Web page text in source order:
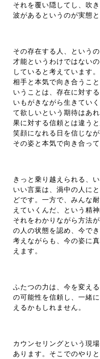
それを覆い隠してし、吹
波があるというのが実態と
その存在する人、という
才能というわけではない
していると考えています
相手と本気で向き合うこ
いうことは、存在に対す
いもがきながら生きてい
て欲しいという期待はあ
果に対する信頼とは違う
笑顔になれる日を信じな
その姿と本気で向き合っ
きっと乗り越えられる、
いい言葉は、渦中の人に
どです。一方で、みんな
えていくんだ、という精
それをわかりながら方法
の人の状態を認め、今で
考えながらも、今の姿に
えます。
ふたつの力は、今を変え
の可能性を信頼し、一緒
えるかもしれません。
カウンセリングという現
あります。そこでのやり